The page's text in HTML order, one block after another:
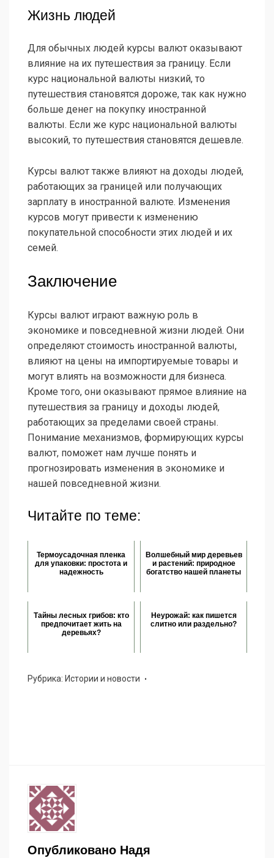
Жизнь людей
Для обычных людей курсы валют оказывают
влияние на их путешествия за границу. Если
курс национальной валюты низкий, то
путешествия становятся дороже, так как нужно
больше денег на покупку иностранной
валюты. Если же курс национальной валюты
высокий, то путешествия становятся дешевле.
Курсы валют также влияют на доходы людей,
работающих за границей или получающих
зарплату в иностранной валюте. Изменения
курсов могут привести к изменению
покупательной способности этих людей и их
семей.
Заключение
Курсы валют играют важную роль в
экономике и повседневной жизни людей. Они
определяют стоимость иностранной валюты,
влияют на цены на импортируемые товары и
могут влиять на возможности для бизнеса.
Кроме того, они оказывают прямое влияние на
путешествия за границу и доходы людей,
работающих за пределами своей страны.
Понимание механизмов, формирующих курсы
валют, поможет нам лучше понять и
прогнозировать изменения в экономике и
нашей повседневной жизни.
Читайте по теме:
Термоусадочная пленка
для упаковки: простота и
надежность
Волшебный мир деревьев
и растений: природное
богатство нашей планеты
Тайны лесных грибов: кто
предпочитает жить на
деревьях?
Неурожай: как пишется
слитно или раздельно?
Рубрика: Истории и новости
Опубликовано Надя